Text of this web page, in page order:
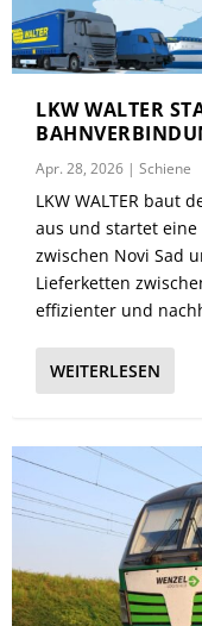
LKW WALTER
Apr. 28, 2026 |Schiene
LKW WALTER baut
aus und startet
zwischen Novi Sad
Lieferketten
effizienter und
WEITERLESEN